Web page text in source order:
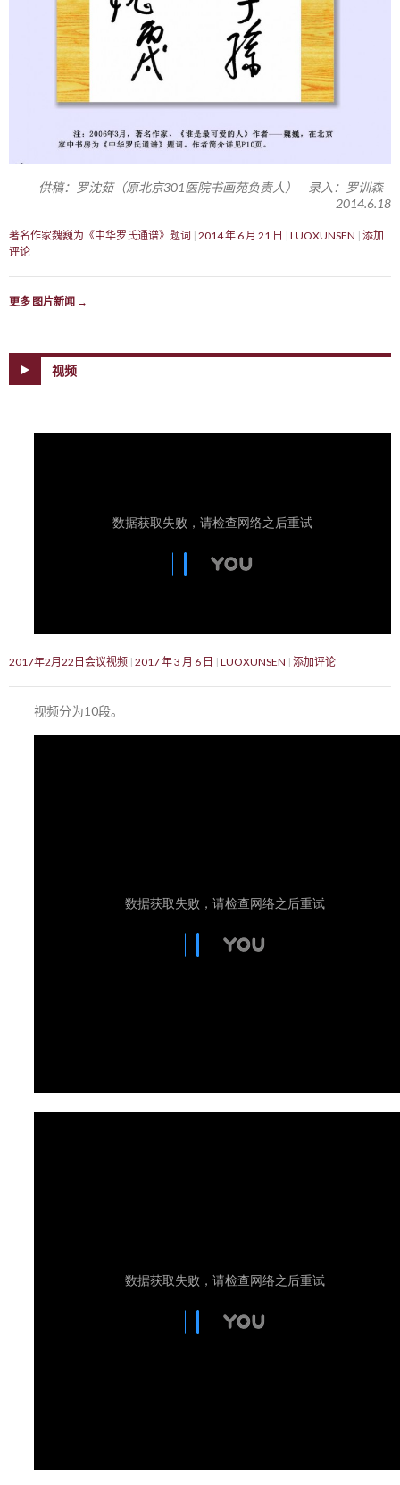
供稿：罗沈茹（原北京301医院书画苑负责人） 录入：罗训森
2014.6.18
著名作家魏巍为《中华罗氏通谱》题词 2014 年 6 月 21 日 LUOXUNSEN 添加
评论
更多 图片新闻 →
视频
2017年2月22日会议视频 2017 年 3 月 6 日 LUOXUNSEN 添加评论
视频分为10段。